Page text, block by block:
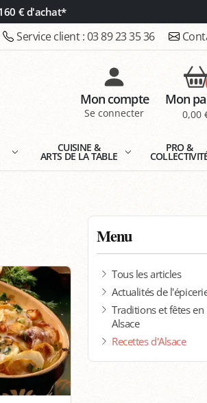
€ d'achat*
Service client :03 89 23 35 36
Mon compte
Se connecter
Mon
0,00
CUISINE &
ARTS DE LA TABLE
PRO &
Menu
Tous les articles
Actualités de
Traditions et fêtes en
Alsace
Recettes d'Alsace